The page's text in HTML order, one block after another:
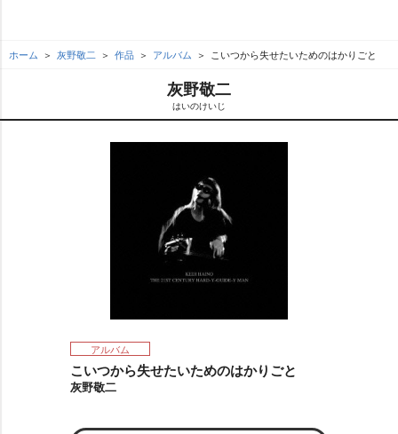
ホーム 灰野敬二 作品 アルバム こいつから失せたいためのはかりごと
灰野敬二
はいのけいじ
アルバム
こいつから失せたいためのはかりごと
灰野敬二